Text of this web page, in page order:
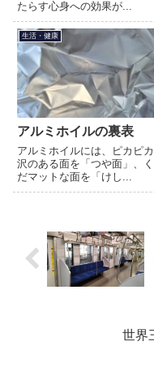
たらす心身への効果が...
生活・健康
アルミホイルの裏表
アルミホイルには、ピカピ
沢のある面を「つや面」、
だマットな面を「けし...
世界